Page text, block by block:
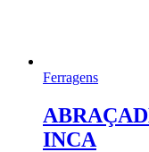
Ferragens
INCA